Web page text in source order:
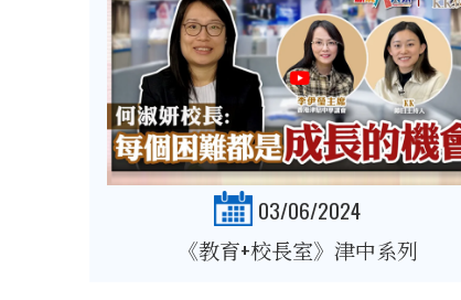
03/06/2024
《教育+校長室》津中系列